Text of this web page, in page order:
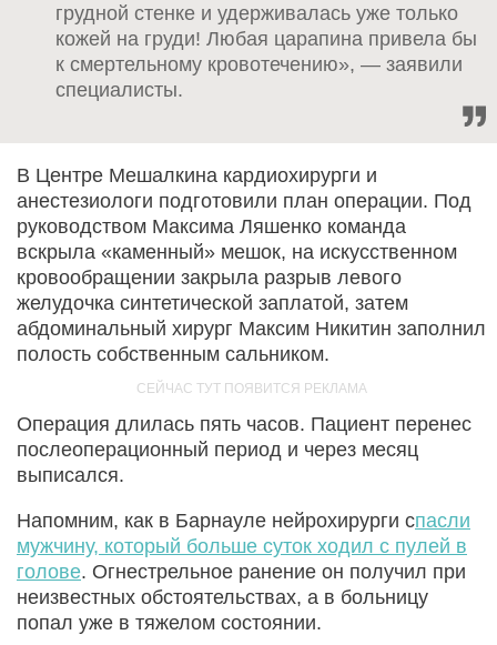
грудной стенке и удерживалась уже только
кожей на груди! Любая царапина привела бы
к смертельному кровотечению», — заявили
специалисты.
В Центре Мешалкина кардиохирурги и
анестезиологи подготовили план операции. Под
руководством Максима Ляшенко команда
вскрыла «каменный» мешок, на искусственном
кровообращении закрыла разрыв левого
желудочка синтетической заплатой, затем
абдоминальный хирург Максим Никитин заполнил
полость собственным сальником.
Операция длилась пять часов. Пациент перенес
послеоперационный период и через месяц
выписался.
Напомним, как в Барнауле нейрохирурги спасли
мужчину, который больше суток ходил с пулей в
голове. Огнестрельное ранение он получил при
неизвестных обстоятельствах, а в больницу
попал уже в тяжелом состоянии.